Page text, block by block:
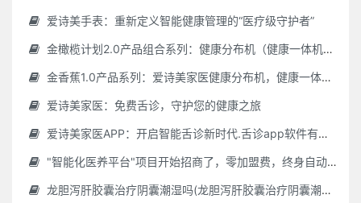
爱诗美手表：重新定义智能健康管理的“医疗级守护者”
金橄榄计划2.0产品组合系列：健康分布机（健康一体机）+慢病管理系统，可落地在健康小屋，社区服务中心等等
金香蕉1.0产品系列：爱诗美家医健康分布机，健康一体机，社区服务中心，药店，健康小屋都需要
爱诗美家医：免费舌诊，守护您的健康之旅
爱诗美家医APP：开启智能舌诊新时代.舌诊app软件有哪些 好用的舌诊app大全
"智能化医养平台"项目开始招商了，零加盟费，终身自动赚钱
龙胆泻肝胶囊治疗阴囊潮湿吗(龙胆泻肝胶囊治疗阴囊潮湿吗怎么服用)